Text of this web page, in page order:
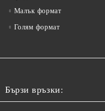
Малък формат
Голям формат
Бързи връзки: